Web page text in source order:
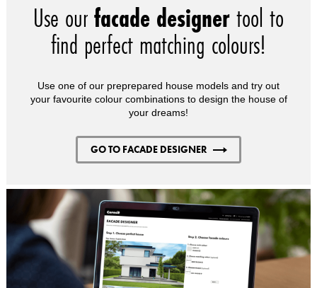
Use ourfacade designertool to
find perfect matching colours!
Use one of our preprepared house models and try out
your favourite colour combinations to design the house of
your dreams!
GO TO FACADE DESIGNER